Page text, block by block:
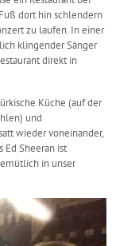
dort hin schlendern
zu laufen. In einer
klingender Sänger
direkt in
Küche (auf der
und
wieder voneinander,
Ed Sheeran ist
in unser